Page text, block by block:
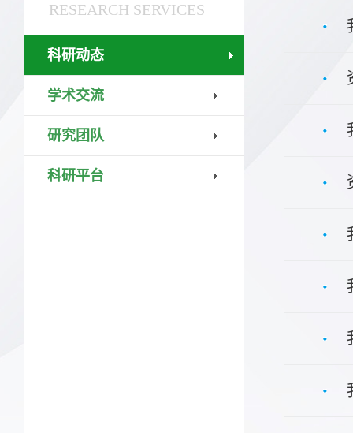
RESEARCH SERVICES
科研动态
学术交流
研究团队
科研平台